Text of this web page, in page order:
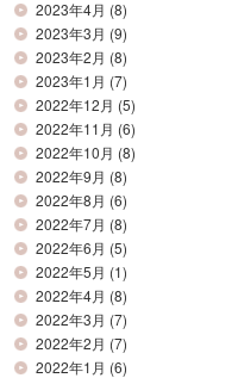
2023年4月 (8)
2023年3月 (9)
2023年2月 (8)
2023年1月 (7)
2022年12月 (5)
2022年11月 (6)
2022年10月 (8)
2022年9月 (8)
2022年8月 (6)
2022年7月 (8)
2022年6月 (5)
2022年5月 (1)
2022年4月 (8)
2022年3月 (7)
2022年2月 (7)
2022年1月 (6)